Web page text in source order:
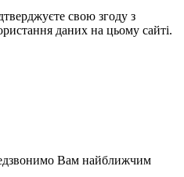
свою згоду з
даних на цьому сайті.
Вам найближчим